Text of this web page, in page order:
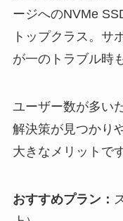
ージへのNVMe
トップクラス。サ
が一のトラブル時
ユーザー数が多い
解決策が見つかり
大きなメリットです
おすすめプラン：